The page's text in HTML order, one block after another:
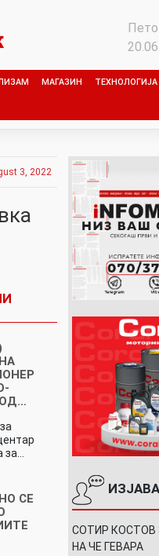
МАГАЗИН ТЕХНОЛОГИЈА
3, 2022
СЕ
СОТИР КОСТОВ
НА ЧЕ ГЕВАРА